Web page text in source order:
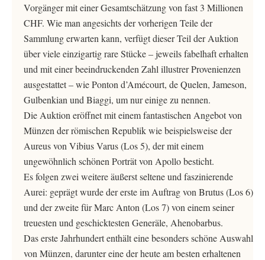
Vorgänger mit einer Gesamtschätzung von fast 3 Millionen
CHF. Wie man angesichts der vorherigen Teile der
Sammlung erwarten kann, verfügt dieser Teil der Auktion
über viele einzigartig rare Stücke – jeweils fabelhaft erhalten
und mit einer beeindruckenden Zahl illustrer Provenienzen
ausgestattet – wie Ponton d’Amécourt, de Quelen, Jameson,
Gulbenkian und Biaggi, um nur einige zu nennen.
Die Auktion eröffnet mit einem fantastischen Angebot von
Münzen der römischen Republik wie beispielsweise der
Aureus von Vibius Varus (Los 5), der mit einem
ungewöhnlich schönen Porträt von Apollo besticht.
Es folgen zwei weitere äußerst seltene und faszinierende
Aurei: geprägt wurde der erste im Auftrag von Brutus (Los 6)
und der zweite für Marc Anton (Los 7) von einem seiner
treuesten und geschicktesten Generäle, Ahenobarbus.
Das erste Jahrhundert enthält eine besonders schöne Auswahl
von Münzen, darunter eine der heute am besten erhaltenen